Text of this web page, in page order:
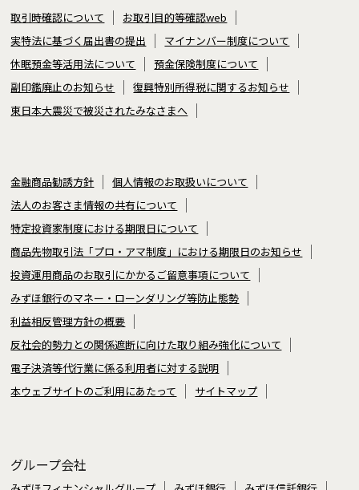
取引時確認について
お取引目的等確認web
実特法に基づく届出書の提出
マイナンバー制度について
休眠預金等活用法について
預金保険制度について
副印鑑廃止のお知らせ
復興特別所得税に関するお知らせ
東日本大震災で被災されたみなさまへ
金融商品勧誘方針
個人情報のお取扱いについて
法人のお客さま情報の共有について
特定投資家制度における期限日について
商品先物取引法「プロ・アマ制度」における期限日のお知らせ
投資運用商品のお取引にかかるご留意事項について
みずほ銀行のマネー・ローンダリング等防止態勢
利益相反管理方針の概要
反社会的勢力との関係遮断に向けた取り組み強化について
電子決済等代行業に係る利用者に対する説明
本ウェブサイトのご利用にあたって
サイトマップ
グループ会社